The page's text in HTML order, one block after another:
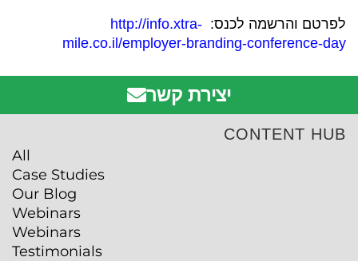
לפרטם והרשמה לכנס: http://info.xtra-
mile.co.il/employer-branding-conference-day
יצירת קשר
CONTENT HUB
All
Case Studies
Our Blog
Webinars
Webinars
Testimonials